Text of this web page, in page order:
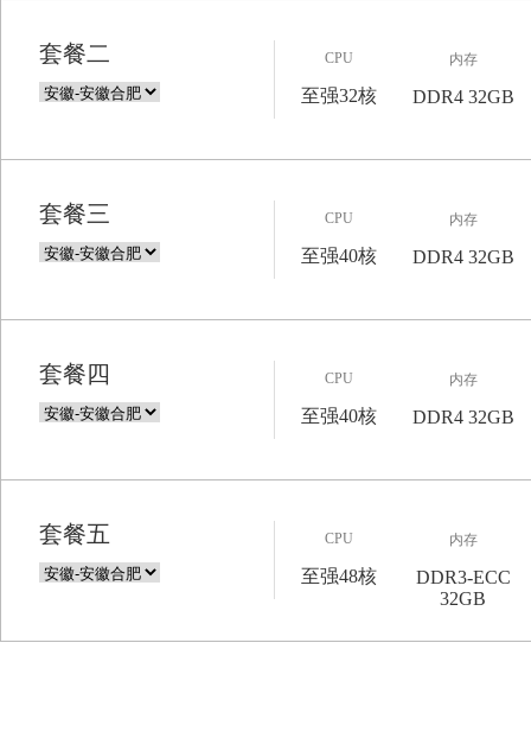
套餐二 CPU
至强32核
内存
DDR4 32GB
套餐三 CPU
至强40核
内存
DDR4 32GB
套餐四 CPU
至强40核
内存
DDR4 32GB
套餐五 CPU
至强48核
内存
DDR3-ECC
32GB